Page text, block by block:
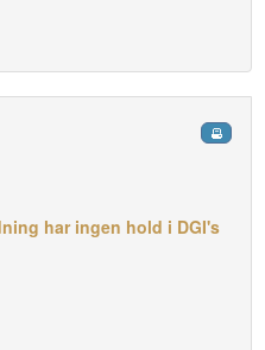
har ingen hold i DGI's